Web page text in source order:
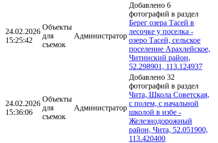
24.02.2026
15:25:42
Объекты
для
съемок
Администратор
Добавлено 6
фотографий в раздел
Берег озера Тасей в
лесочке у поселка -
озеро Тасей, сельское
поселение Арахлейское,
Читинский район,
52.298901, 113.124937
24.02.2026
15:36:06
Объекты
для
съемок
Администратор
Добавлено 32
фотографий в раздел
Чита, Школа Советская,
с полем, с начальной
школой в избе -
Железнодорожный
район, Чита, 52.051900,
113.420400